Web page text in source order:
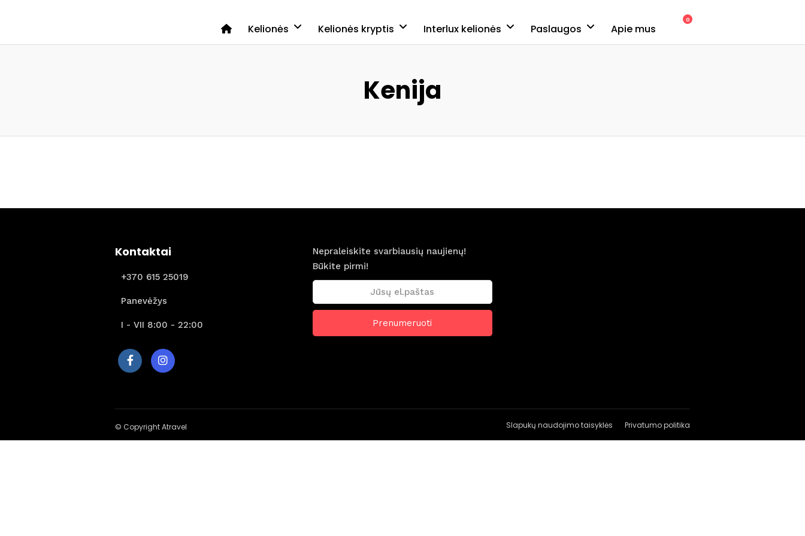
Kelionės Kelionės kryptis Interlux kelionės Paslaugos Apie mus
0
Kenija
Kontaktai
+370 615 25019
Panevėžys
I - VII 8:00 - 22:00
Nepraleiskite svarbiausių naujienų!
Būkite pirmi!
Slapukų naudojimo taisyklės Privatumo politika
© Copyright Atravel